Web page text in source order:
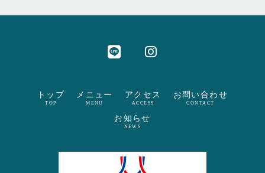
トップ
TOP
メニュー
MENU
アクセス
ACCESS
お問い合わせ
CONTACT
お知らせ
NEWS